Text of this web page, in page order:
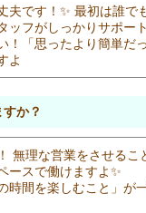
夫です！✨ 最初は誰で
ッフがしっかりサポー
！「思ったより簡単だ
よ
か？
無理な営業をさせるこ
ースで働けますよ✨
時間を楽しむこと」が